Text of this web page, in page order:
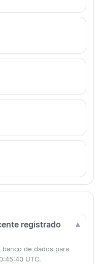
registrado
de dados para
UTC.